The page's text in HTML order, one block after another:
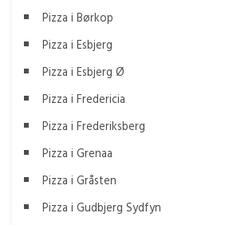
Pizza i Børkop
Pizza i Esbjerg
Pizza i Esbjerg Ø
Pizza i Fredericia
Pizza i Frederiksberg
Pizza i Grenaa
Pizza i Gråsten
Pizza i Gudbjerg Sydfyn